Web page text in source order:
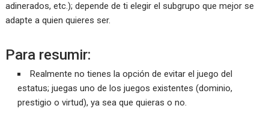
adinerados, etc.); depende de ti elegir el subgrupo que mejor se
adapte a quien quieres ser.
Para resumir:
Realmente no tienes la opción de evitar el juego del
estatus; juegas uno de los juegos existentes (dominio,
prestigio o virtud), ya sea que quieras o no.